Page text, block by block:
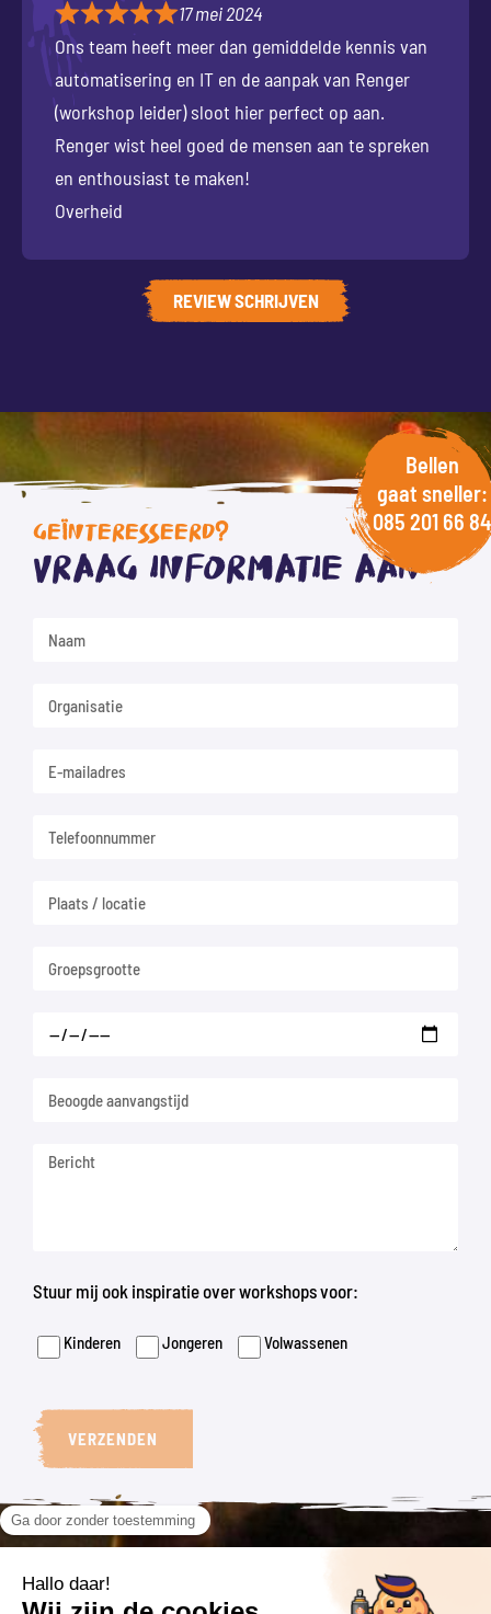
17 mei 2024
Ons team heeft meer dan gemiddelde kennis van
automatisering en IT en de aanpak van Renger
(workshop leider) sloot hier perfect op aan.
Renger wist heel goed de mensen aan te spreken
en enthousiast te maken!
Overheid
REVIEW SCHRIJVEN
Bellen
gaat sneller:
085 201 66 84
GEÏNTERESSEERD?
Vraag informatie aan
Stuur mij ook inspiratie over workshops voor:
Kinderen Jongeren Volwassenen
VERZENDEN